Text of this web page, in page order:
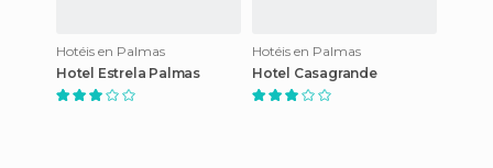
Hotéis en Palmas
Hotel Estrela Palmas
Hotéis en Palmas
Hotel Casagrande